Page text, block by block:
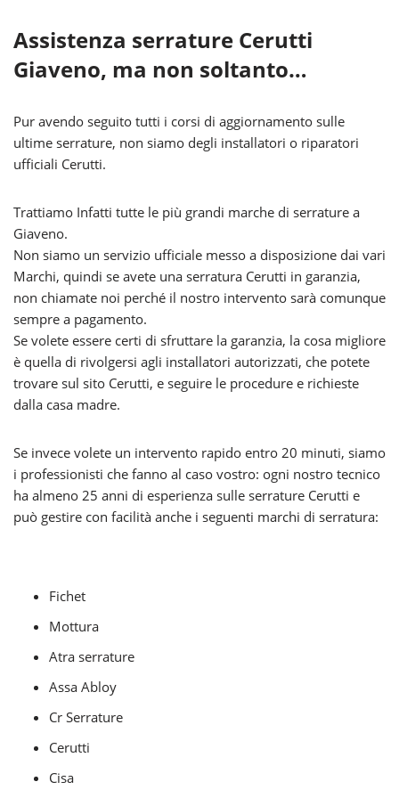
Assistenza serrature Cerutti
Giaveno, ma non soltanto…
Pur avendo seguito tutti i corsi di aggiornamento sulle
ultime serrature, non siamo degli installatori o riparatori
ufficiali Cerutti.
Trattiamo Infatti tutte le più grandi marche di serrature a
Giaveno.
Non siamo un servizio ufficiale messo a disposizione dai vari
Marchi, quindi se avete una serratura Cerutti in garanzia,
non chiamate noi perché il nostro intervento sarà comunque
sempre a pagamento.
Se volete essere certi di sfruttare la garanzia, la cosa migliore
è quella di rivolgersi agli installatori autorizzati, che potete
trovare sul sito Cerutti, e seguire le procedure e richieste
dalla casa madre.
Se invece volete un intervento rapido entro 20 minuti, siamo
i professionisti che fanno al caso vostro: ogni nostro tecnico
ha almeno 25 anni di esperienza sulle serrature Cerutti e
può gestire con facilità anche i seguenti marchi di serratura:
Fichet
Mottura
Atra serrature
Assa Abloy
Cr Serrature
Cerutti
Cisa